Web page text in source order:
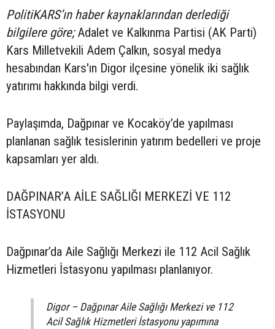
PolitiKARS’ın haber kaynaklarından derlediği
bilgilere göre;Adalet ve Kalkınma Partisi (AK Parti)
Kars Milletvekili Adem Çalkın, sosyal medya
hesabından Kars'ın Digor ilçesine yönelik iki sağlık
yatırımı hakkında bilgi verdi.
Paylaşımda, Dağpınar ve Kocaköy’de yapılması
planlanan sağlık tesislerinin yatırım bedelleri ve proje
kapsamları yer aldı.
DAĞPINAR’A AİLE SAĞLIĞI MERKEZİ VE 112
İSTASYONU
Dağpınar’da Aile Sağlığı Merkezi ile 112 Acil Sağlık
Hizmetleri İstasyonu yapılması planlanıyor.
Digor – Dağpınar Aile Sağlığı Merkezi ve 112
Acil Sağlık Hizmetleri İstasyonu yapımına